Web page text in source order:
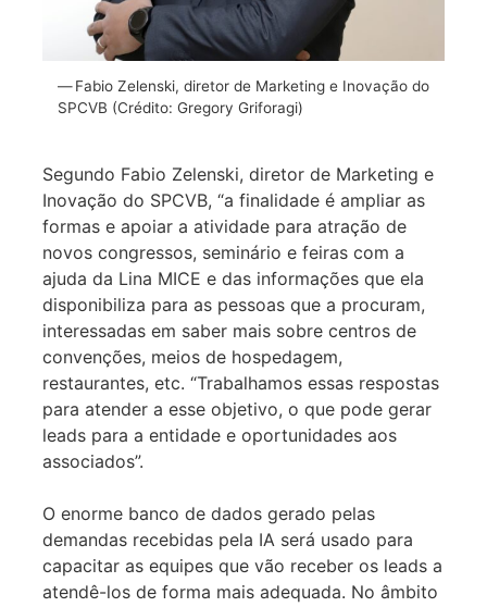
Fabio Zelenski, diretor de Marketing e Inovação do
SPCVB (Crédito: Gregory Griforagi)
Segundo Fabio Zelenski, diretor de Marketing e
Inovação do SPCVB, “a finalidade é ampliar as
formas e apoiar a atividade para atração de
novos congressos, seminário e feiras com a
ajuda da Lina MICE e das informações que ela
disponibiliza para as pessoas que a procuram,
interessadas em saber mais sobre centros de
convenções, meios de hospedagem,
restaurantes, etc. “Trabalhamos essas respostas
para atender a esse objetivo, o que pode gerar
leads para a entidade e oportunidades aos
associados”.
O enorme banco de dados gerado pelas
demandas recebidas pela IA será usado para
capacitar as equipes que vão receber os leads a
atendê-los de forma mais adequada. No âmbito